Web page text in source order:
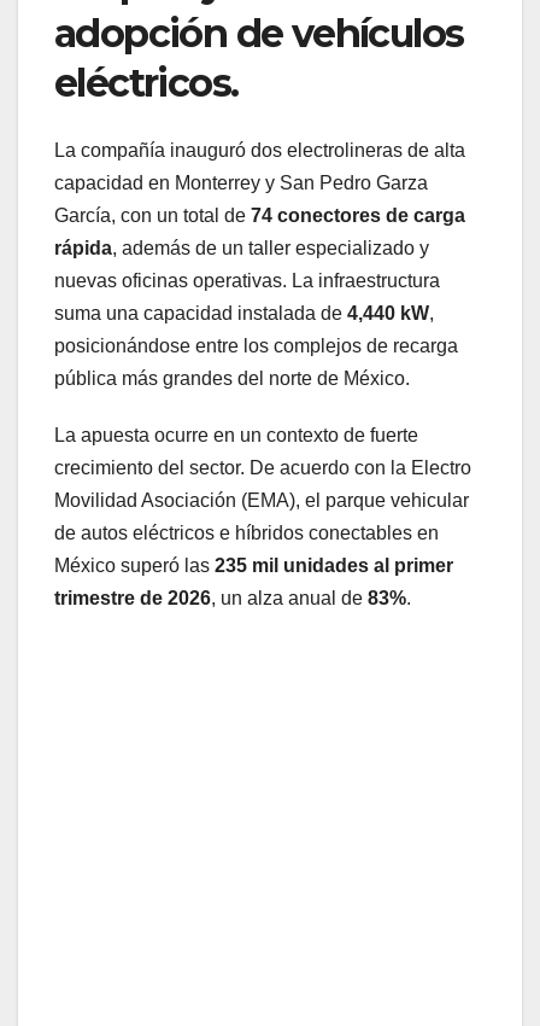
adopción de vehículos
eléctricos.
La compañía inauguró dos electrolineras de alta
capacidad en Monterrey y San Pedro Garza
García, con un total de 74 conectores de carga
rápida, además de un taller especializado y
nuevas oficinas operativas. La infraestructura
suma una capacidad instalada de 4,440 kW,
posicionándose entre los complejos de recarga
pública más grandes del norte de México.
La apuesta ocurre en un contexto de fuerte
crecimiento del sector. De acuerdo con la Electro
Movilidad Asociación (EMA), el parque vehicular
de autos eléctricos e híbridos conectables en
México superó las 235 mil unidades al primer
trimestre de 2026, un alza anual de 83%.